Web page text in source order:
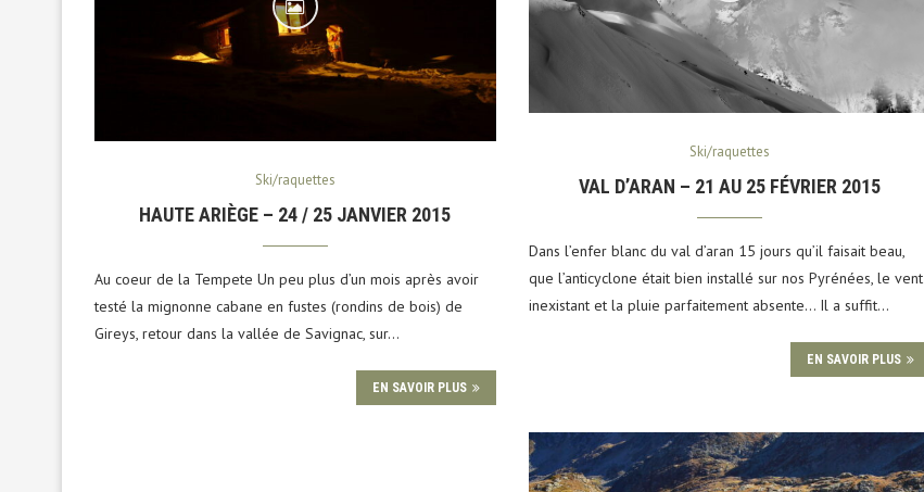
Ski/raquettes
VAL D’ARAN – 21 AU 25 FÉVRIER 2015
Dans l’enfer blanc du val d’aran 15 jours qu’il faisait beau,
que l’anticyclone était bien installé sur nos Pyrénées, le vent
inexistant et la pluie parfaitement absente… Il a suffit…
EN SAVOIR PLUS
Ski/raquettes
HAUTE ARIÈGE – 24 / 25 JANVIER 2015
Au coeur de la Tempete Un peu plus d’un mois après avoir
testé la mignonne cabane en fustes (rondins de bois) de
Gireys, retour dans la vallée de Savignac, sur…
EN SAVOIR PLUS